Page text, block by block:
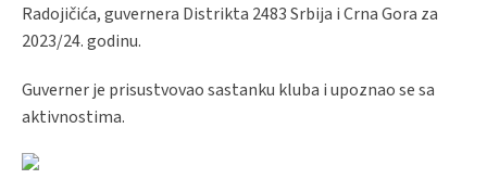
Radojičića, guvernera Distrikta 2483 Srbija i Crna Gora za
2023/24. godinu.
Guverner je prisustvovao sastanku kluba i upoznao se sa
aktivnostima.